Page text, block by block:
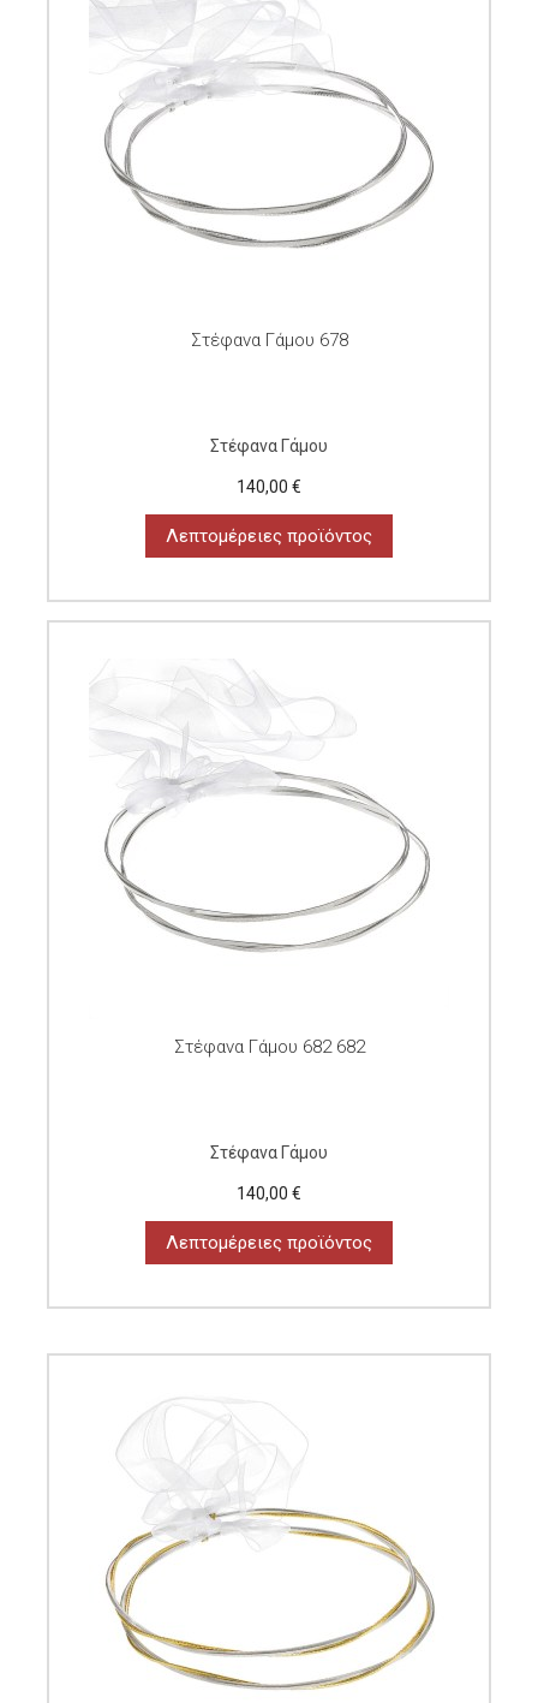
Στέφανα Γάμου 678
Στέφανα Γάμου
140,00 €
Λεπτομέρειες προϊόντος
Στέφανα Γάμου 682 682
Στέφανα Γάμου
140,00 €
Λεπτομέρειες προϊόντος